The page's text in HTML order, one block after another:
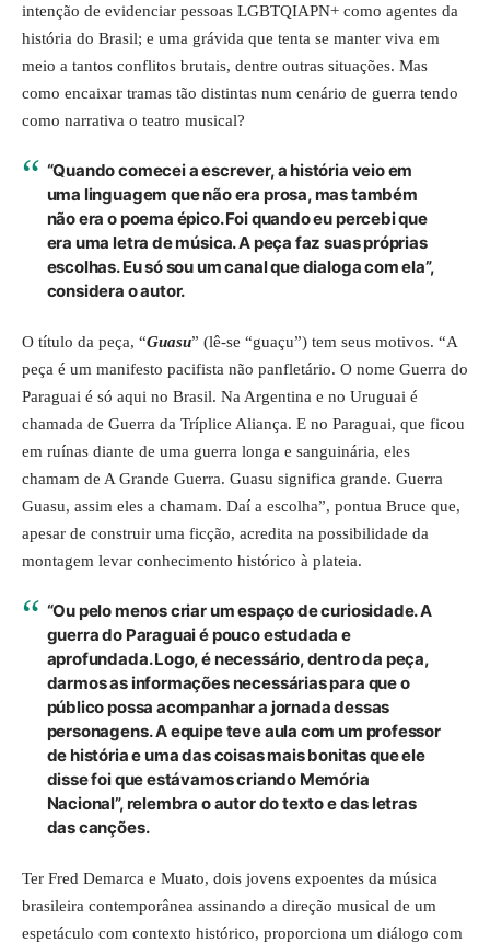
intenção de evidenciar pessoas LGBTQIAPN+ como agentes da
história do Brasil; e uma grávida que tenta se manter viva em
meio a tantos conflitos brutais, dentre outras situações. Mas
como encaixar tramas tão distintas num cenário de guerra tendo
como narrativa o teatro musical?
“Quando comecei a escrever, a história veio em
uma linguagem que não era prosa, mas também
não era o poema épico. Foi quando eu percebi que
era uma letra de música. A peça faz suas próprias
escolhas. Eu só sou um canal que dialoga com ela”,
considera o autor.
O título da peça, “Guasu” (lê-se “guaçu”) tem seus motivos. “A
peça é um manifesto pacifista não panfletário. O nome Guerra do
Paraguai é só aqui no Brasil. Na Argentina e no Uruguai é
chamada de Guerra da Tríplice Aliança. E no Paraguai, que ficou
em ruínas diante de uma guerra longa e sanguinária, eles
chamam de A Grande Guerra. Guasu significa grande. Guerra
Guasu, assim eles a chamam. Daí a escolha”, pontua Bruce que,
apesar de construir uma ficção, acredita na possibilidade da
montagem levar conhecimento histórico à plateia.
“Ou pelo menos criar um espaço de curiosidade. A
guerra do Paraguai é pouco estudada e
aprofundada. Logo, é necessário, dentro da peça,
darmos as informações necessárias para que o
público possa acompanhar a jornada dessas
personagens. A equipe teve aula com um professor
de história e uma das coisas mais bonitas que ele
disse foi que estávamos criando Memória
Nacional”, relembra o autor do texto e das letras
das canções.
Ter Fred Demarca e Muato, dois jovens expoentes da música
brasileira contemporânea assinando a direção musical de um
espetáculo com contexto histórico, proporciona um diálogo com